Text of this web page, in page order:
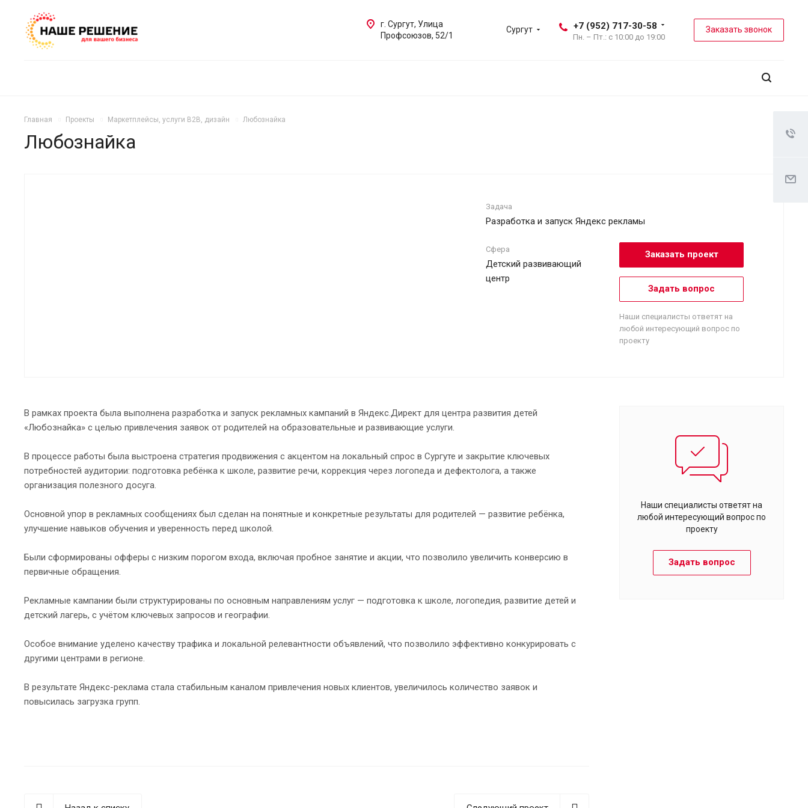
Сургут +7 (952) 717-30-58
Пн. – Пт.: с 10:00 до 19:00
Заказать звонок
г. Сургут, Улица
Профсоюзов, 52/1
Главная Проекты Маркетплейсы, услуги B2B, дизайн Любознайка
Любознайка
Задача
Разработка и запуск Яндекс рекламы
Сфера
Детский развивающий
центр
Заказать проект
Задать вопрос
Наши специалисты ответят на
любой интересующий вопрос по
проекту
В рамках проекта была выполнена разработка и запуск рекламных кампаний в Яндекс.Директ для центра развития детей
«Любознайка» с целью привлечения заявок от родителей на образовательные и развивающие услуги.
В процессе работы была выстроена стратегия продвижения с акцентом на локальный спрос в Сургуте и закрытие ключевых
потребностей аудитории: подготовка ребёнка к школе, развитие речи, коррекция через логопеда и дефектолога, а также
организация полезного досуга.
Основной упор в рекламных сообщениях был сделан на понятные и конкретные результаты для родителей — развитие ребёнка,
улучшение навыков обучения и уверенность перед школой.
Были сформированы офферы с низким порогом входа, включая пробное занятие и акции, что позволило увеличить конверсию в
первичные обращения.
Рекламные кампании были структурированы по основным направлениям услуг — подготовка к школе, логопедия, развитие детей и
детский лагерь, с учётом ключевых запросов и географии.
Особое внимание уделено качеству трафика и локальной релевантности объявлений, что позволило эффективно конкурировать с
другими центрами в регионе.
В результате Яндекс-реклама стала стабильным каналом привлечения новых клиентов, увеличилось количество заявок и
повысилась загрузка групп.
Наши специалисты ответят на
любой интересующий вопрос по
проекту
Задать вопрос